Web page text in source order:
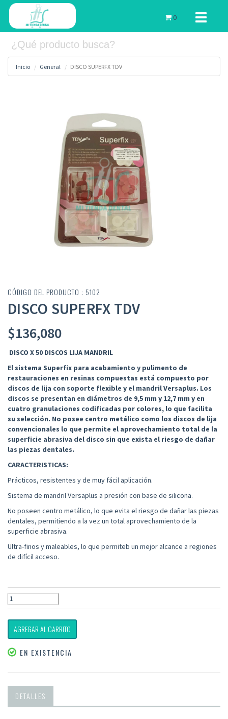
Toggle
0
Inicio General DISCO SUPERFX TDV
CÓDIGO DEL PRODUCTO : 5102
DISCO SUPERFX TDV
$136,080
DISCO X 50 DISCOS LIJA MANDRIL
El sistema Superfix para acabamiento y pulimento de
restauraciones en resinas compuestas está compuesto por
discos de lija con soporte flexible y el mandril Versaplus. Los
discos se presentan en diámetros de 9,5 mm y 12,7 mm y en
cuatro granulaciones codificadas por colores, lo que facilita
su selección. No posee centro metálico como los discos de lija
convencionales lo que permite el aprovechamiento total de la
superficie abrasiva del disco sin que exista el riesgo de dañar
las piezas dentales.
CARACTERISTICAS:
Prácticos, resistentes y de muy fácil aplicación.
Sistema de mandril Versaplus a presión con base de silicona.
No poseen centro metálico, lo que evita el riesgo de dañar las piezas
dentales, permitiendo a la vez un total aprovechamiento de la
superficie abrasiva.
Ultra-finos y maleables, lo que permiteb un mejor alcance a regiones
de difícil acceso.
AGREGAR AL CARRITO
EN EXISTENCIA
DETALLES